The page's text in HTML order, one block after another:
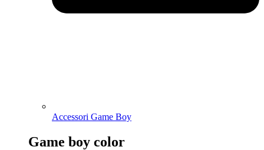
Accessori Game Boy
Game boy color